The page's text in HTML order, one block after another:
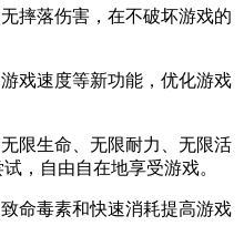
摔落伤害，在不破坏游戏的
戏速度等新功能，优化游戏
限生命、无限耐力、无限活
，自由自在地享受游戏。
命毒素和快速消耗提高游戏